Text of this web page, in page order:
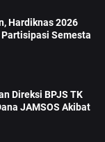
Hardiknas 2026
Semesta
Direksi BPJS TK
JAMSOS Akibat